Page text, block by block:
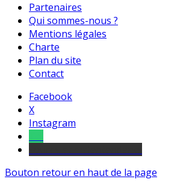
Partenaires
Qui sommes-nous ?
Mentions légales
Charte
Plan du site
Contact
Facebook
X
Instagram
Bouton retour en haut de la page